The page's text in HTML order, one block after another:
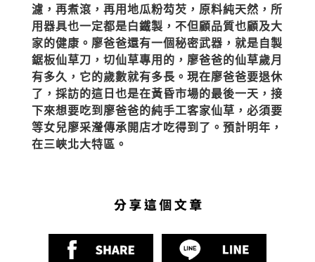
濾，再煮滾，再用地瓜粉芶芡，原料純天然，所
用器具也一定都是白鐵製，不但顧品質也顧及大
家的健康。廖爸爸還有一個秘密武器，就是自製
鋸板仙草刀，切仙草專用的，廖爸爸的仙草歲月
有多久，它的歲數就有多長。現在廖爸爸要退休
了，採訪的這日也是在黃昏市場的最後一天，接
下來想要吃到廖爸爸的純手工客家仙草，必須要
等女兒廖采瀅傳承開店才吃得到了。預計明年，
在三峽北大特區。